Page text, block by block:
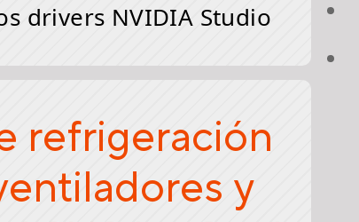
drivers NVIDIA Studio
refrigeración
y